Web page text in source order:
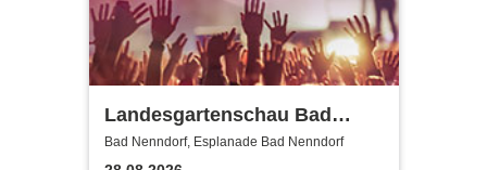
Landesgartenschau Bad
Nenndorf 2026
Bad Nenndorf, Esplanade Bad Nenndorf